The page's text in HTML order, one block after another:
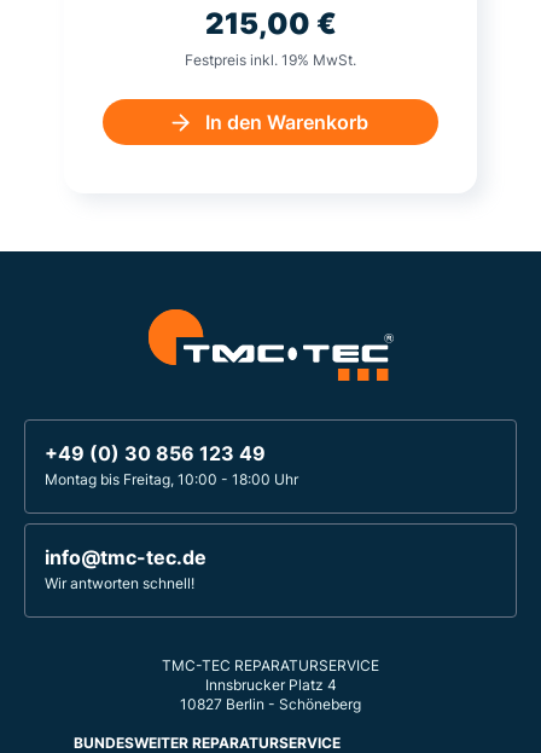
215,00 €
Festpreis inkl. 19% MwSt.
In den Warenkorb
+49 (0) 30 856 123 49
Montag bis Freitag, 10:00 - 18:00 Uhr
info@tmc-tec.de
Wir antworten schnell!
TMC-TEC REPARATURSERVICE
Innsbrucker Platz 4
10827 Berlin - Schöneberg
BUNDESWEITER REPARATURSERVICE